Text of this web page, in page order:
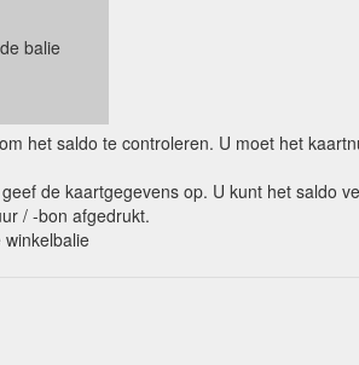
balie
het saldo te controleren. U moet het
de kaartgegevens op. U kunt het saldo
/ -bon afgedrukt.